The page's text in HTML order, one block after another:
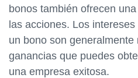
bonos también ofrecen
las acciones. Los
un bono son generalmente
ganancias que puedes
una empresa exitosa.